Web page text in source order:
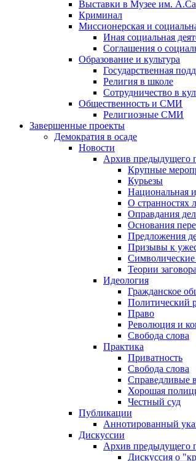
Выставки в Музее им.
Криминал
Миссионерская и
Иная социальная
Соглашения о
Образование и культура
Государственная
Религия в школе
Сотрудничество в
Общественность и СМИ
Религиозные СМИ
Завершенные проекты
Демократия в осаде
Новости
Архив предыдущего
Крупные
Курьезы
Национальная
О странностях
Оправдания
Основания
Предложения
Призывы к
Теории
Идеология
Гражданское
Политический
Право
Революция и
Свобода слова
Практика
Приватность
Свобода слова
Справедливые
Хорошая
Честный суд
Публикации
Аннотированный
Дискуссии
Архив предыдущего
Дискуссия о